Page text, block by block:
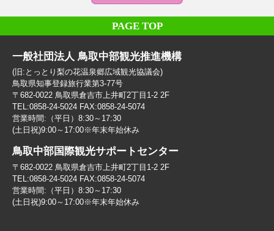
PAGE TOP
一般社団法人 鳥取中部観光推進機構
(旧:とっとり梨の花温泉郷広域観光協議会)
鳥取県知事登録旅行業第3-77号
〒682-0022 鳥取県倉吉市上井町2丁目1-2 2F
TEL:0858-24-5024 FAX:0858-24-5074
営業時間:（平日）8:30～17:30
(土日祝)9:00～17:00※年末年始休み
鳥取中部国際観光サポートセンター
〒682-0022 鳥取県倉吉市上井町2丁目1-2 2F
TEL:0858-24-5024 FAX:0858-24-5074
営業時間:（平日）8:30～17:30
(土日祝)9:00～17:00※年末年始休み